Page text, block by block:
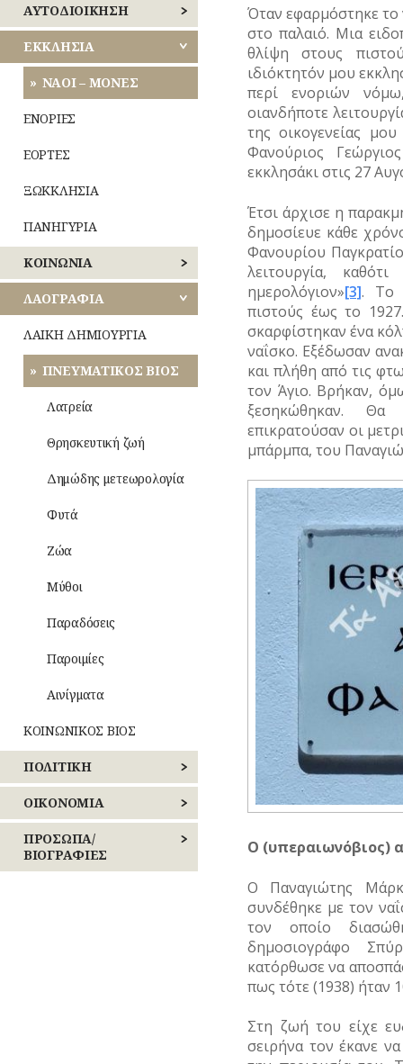
ΑΘΛΗΤΙΣΜΟΣ
ΓΛΥΠΤΙΚΗ
ΖΩΓΡΑΦΙΚΗ
ΘΕΑΤΡΟ
ΚΙΝΗΜΑΤΟΓΡΑΦΟΣ
ΚΟΜΙΚΣ
ΣΚΙΤΣΑ
ΛΟΓΟΤΕΧΝΙΑ
–
ΠΟΙΗΣΗ
ΜΟΥΣΙΚΗ
ΟΛΥΜΠΙΑΚΟΙ
(ΟΛΥΜΠΙΣΜΟΣ)
ΡΑΔΙΟΦΩΝΟ
ΤΗΛΕΟΡΑΣΗ
ΦΩΤΟΓΡΑΦΙΑ
ΧΟΡΟΣ
ΑΥΤΟΔΙΟΙΚΗΣΗ
ΚΕΝΤΡΙΚΟΣ
ΤΟΜΕΑΣ
ΑΘΗΝΩΝ
ΝΟΤΙΟΣ
ΑΘΗΝΩΝ
ΑΝΑΤΟΛΙΚΗΣ
ΑΤΤΙΚΗΣ
ΔΥΤΙΚΗΣ
ΑΤΤΙΚΗΣ
ΠΕΙΡΑΙΩΣ
ΕΚΚΛΗΣΙΑ
ΝΑΟΙ – ΜΟΝΕΣ
ΕΝΟΡΙΕΣ
ΕΟΡΤΕΣ
ΞΩΚΚΛΗΣΙΑ
ΠΑΝΗΓΥΡΙΑ
ΚΟΙΝΩΝΙΑ
ΑΝΘΡΩΠΙΝΕΣ
ΙΣΤΟΡΙΕΣ
ΑΣΤΥΝΟΜΙΑ
ΚΑΘΗΜΕΡΙΝΗ
ΖΩΗ
ΜΙΚΡΕΣ
ΙΣΤΟΡΙΕΣ
ΝΑΡΚΩΤΙΚΑ
(ΦΥΣΙΟΓΝΩΜΙΕΣ)
ΤΥΠΟΣ
ΛΑΟΓΡΑΦΙΑ
ΛΑΙΚΗ ΔΗΜΙΟΥΡΓΙΑ
Οίκος
–
Αυλή
Τροφές
Ποτά
Ενδυμασία
–
τέχνες
ΠΝΕΥΜΑΤΙΚΟΣ ΒΙΟΣ
Λατρεία
Θρησκευτική ζωή
Δημώδης μετεωρολογία
Φυτά
Ζώα
Μύθοι
Παραδόσεις
Παροιμίες
Αινίγματα
ΚΟΙΝΩΝΙΚΟΣ ΒΙΟΣ
Καθημερινά
έθιμα
Παιχνίδια
Σχολική
ζωή
ΠΟΛΙΤΙΚΗ
ΕΚΛΟΓΕΣ
ΕΠΑΝΑΣΤΑΣΕΙΣ
ΚΙΝΗΜΑΤΑ
ΟΙΚΟΝΟΜΙΑ
ΒΙΟΜΗΧΑΝΙΑ
–
ΕΜΠΟΡΙΟ
ΠΡΟΣΩΠΑ/
ΒΙΟΓΡΑΦΙΕΣ
Όταν εφαρμόστηκε το
στο παλαιό. Μια
θλίψη στους
ιδιόκτητόν μου
περί ενοριών
οιανδήποτε
της οικογενείας
Φανούριος
εκκλησάκι στις 27
Έτσι άρχισε η
δημοσίευε κάθε
Φανουρίου
λειτουργία,
ημερολόγιον»[3]. Το
πιστούς έως το
σκαρφίστηκαν ένα
ναΐσκο. Εξέδωσαν
και πλήθη από τις
τον Άγιο. Βρήκαν,
ξεσηκώθηκαν. Θα
επικρατούσαν οι
μπάρμπα, του
Ο (υπεραιωνόβιος)
Ο Παναγιώτης
συνδέθηκε με τον
τον οποίο
δημοσιογράφο
κατόρθωσε να
πως τότε (1938) ήταν
Στη ζωή του είχε
σειρήνα τον έκανε